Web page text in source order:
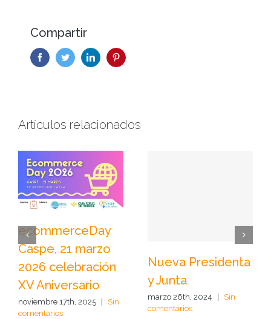
Compartir
facebooktwitter linkedin pinterest
Artículos relacionados
ecommerceDay
Caspe, 21 marzo
2026 celebración
XV Aniversario
noviembre 17th, 2025
Sin
comentarios
Nueva Presidenta
y Junta
marzo 26th, 2024
Sin
comentarios